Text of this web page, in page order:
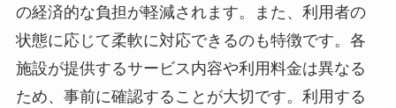
の経済的な負担が軽減されます。また、利用者の
状態に応じて柔軟に対応できるのも特徴です。各
施設が提供するサービス内容や利用料金は異なる
ため、事前に確認することが大切です。利用する